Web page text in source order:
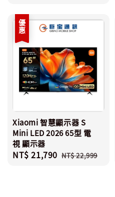
優惠
Xiaomi 智慧顯示器 S
Mini LED 2026 65型 電
視 顯示器
Sale
NT$ 21,790 Regular
NT$ 22,999